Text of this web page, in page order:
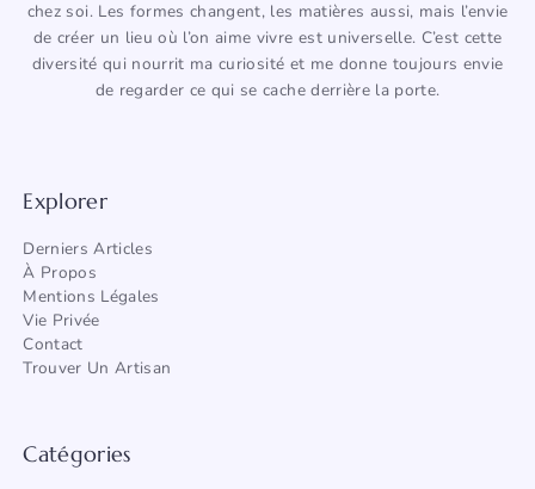
chez soi. Les formes changent, les matières aussi, mais l’envie
de créer un lieu où l’on aime vivre est universelle. C’est cette
diversité qui nourrit ma curiosité et me donne toujours envie
de regarder ce qui se cache derrière la porte.
Explorer
Derniers Articles
À Propos
Mentions Légales
Vie Privée
Contact
Trouver Un Artisan
Catégories